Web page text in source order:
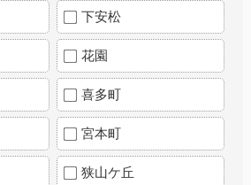
下安松
花園
喜多町
宮本町
狭山ケ丘